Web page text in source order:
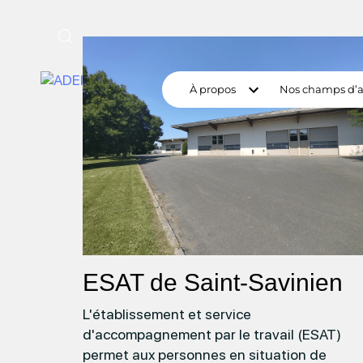
À propos Nos champs
ESAT de Saint-Savinien
L'établissement et service
d'accompagnement par le travail (ESAT)
permet aux personnes en situation de
vers
la
page
ESAT
de
Saint-
Savinien